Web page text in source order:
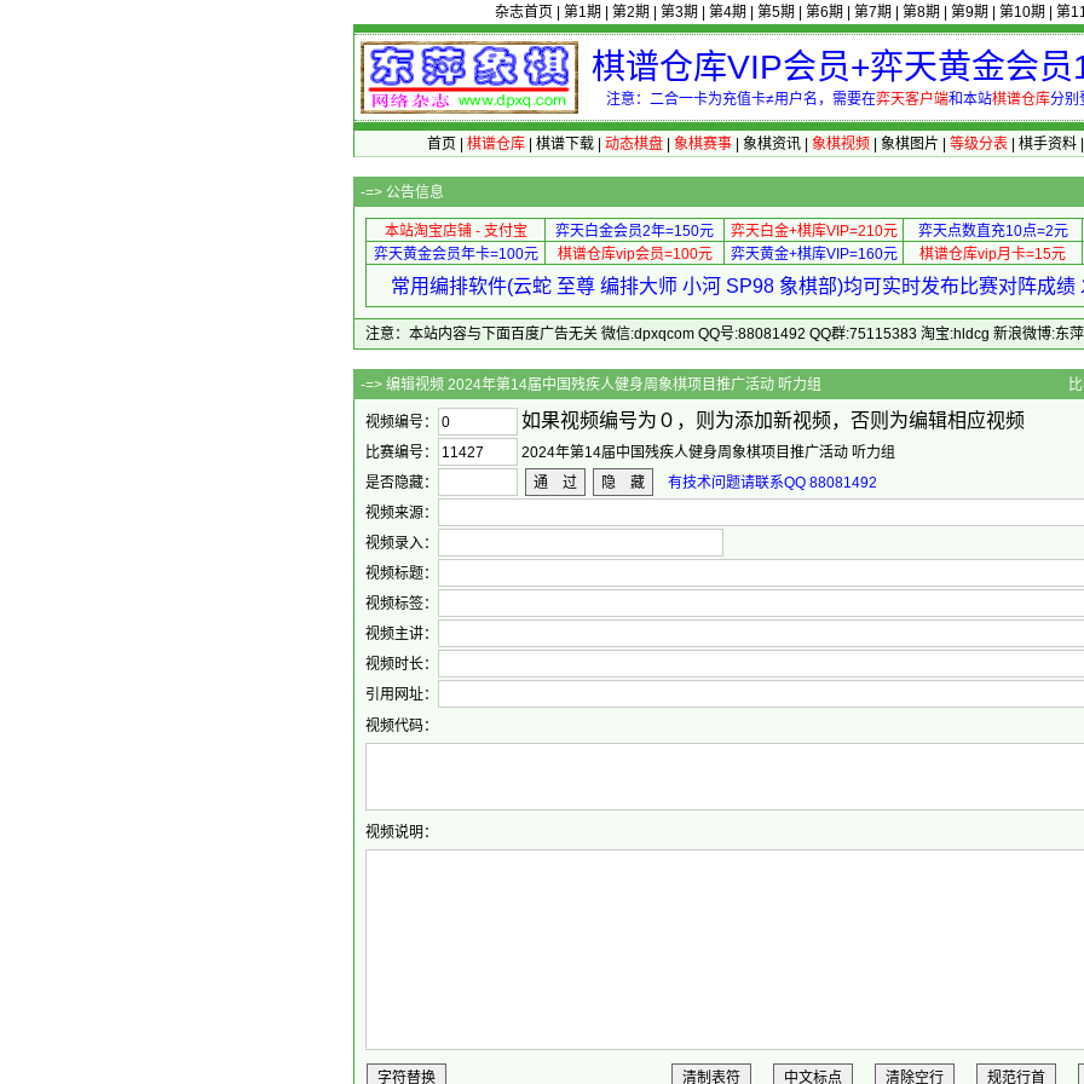
杂志首页 第1期 第2期 第3期 第4期 第5期 第6期 第7期 第8期 第9期 第10期 第
棋谱仓库VIP会员+弈天黄金会员
注意：二合一卡为充值卡≠用户名，需要在弈天客户端和本站棋谱仓库分别
首页 棋谱仓库| 棋谱下载| 动态棋盘| 象棋赛事| 象棋资讯| 象棋视频 象棋图片 等级分表| 棋手资料|
-=> 公告信息
本站淘宝店铺 - 支付宝 弈天白金会员2年=150元 弈天白金+棋库VIP=210元 弈天点数直充10点=2元
弈天黄金会员年卡=100元
棋谱仓库vip会员=100元 弈天黄金+棋库VIP=160元 棋谱仓库vip月卡=15元
常用编排软件(云蛇 至尊 编排大师 小河 SP98 象棋部)均可实时发布比赛对阵成绩
注意：本站内容与下面百度广告无关 微信:dpxqcom QQ号:88081492 QQ群:75115383 淘宝:hldcg 新浪微博:东
-=> 编辑视频 2024年第14届中国残疾人健身周象棋项目推广活动 听力组
视频编号： 如果视频编号为０，则为添加新视频，否则为编辑相应视频
比赛编号：
2024年第14届中国残疾人健身周象棋项目推广活动 听力组
是否隐藏：
通 过 隐 藏
有技术问题请联系QQ 88081492
视频来源：
视频录入：
视频标题：
视频标签：
视频主讲：
视频时长：
引用网址：
视频代码：
视频说明：
字符替换 清制表符 中文标点 清除空行 规范行首